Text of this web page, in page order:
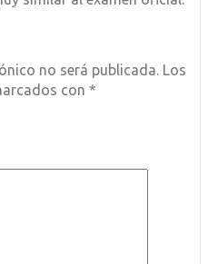
no será publicada. Los
con *